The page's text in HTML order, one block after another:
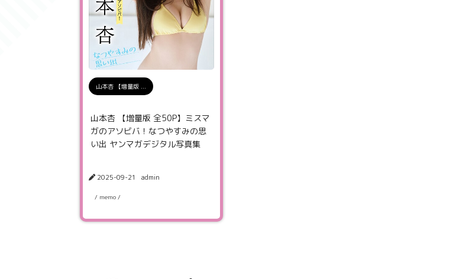
山本杏 【増量版 ...
山本杏 【増量版 全50P】ミスマ
ガのアソビバ！なつやすみの思
い出 ヤンマガデジタル写真集
2025-09-21 admin
/ memo /